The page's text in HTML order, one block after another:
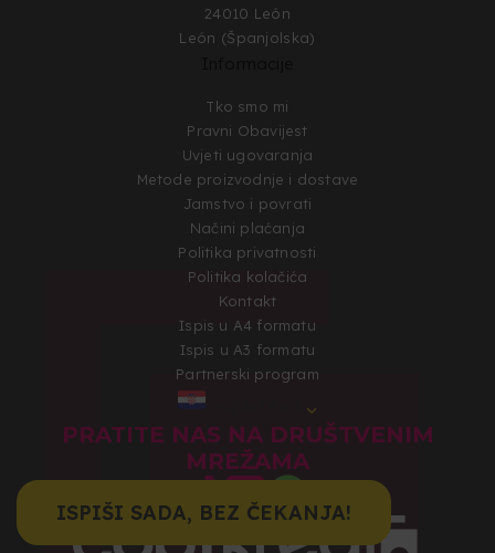
ISPIŠI SADA, BEZ ČEKANJA!
24010 León
León (Španjolska)
Tko smo mi
Pravni Obavijest
Uvjeti ugovaranja
Metode proizvodnje i dostave
Jamstvo i povrati
Načini plaćanja
Politika privatnosti
Politika kolačića
Kontakt
Ispis u A4 formatu
Ispis u A3 formatu
Partnerski program
PRATITE NAS NA DRUŠTVENIM
MREŽAMA